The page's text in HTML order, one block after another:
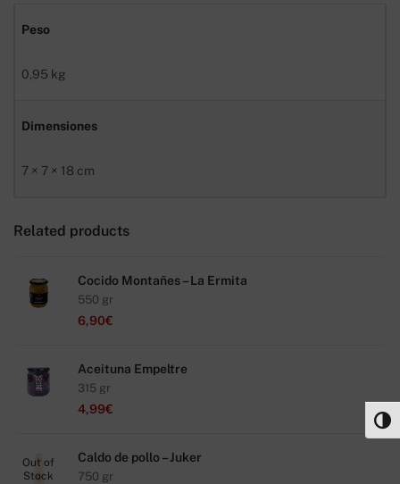
Peso
0,95 kg
Dimensiones
7 × 7 × 18 cm
Related products
Cocido Montañes – La Ermita
550 gr
6,90€
Aceituna Empeltre
315 gr
4,99€
Out of
Stock
Caldo de pollo – Juker
750 gr